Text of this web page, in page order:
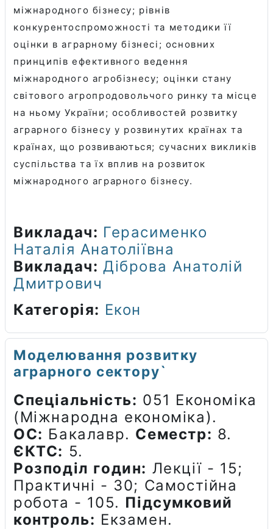
міжнародного бізнесу; рівнів
конкурентоспроможності та методики її
оцінки в аграрному бізнесі; основних
принципів ефективного ведення
міжнародного агробізнесу; оцінки стану
світового агропродовольчого ринку та місце
на ньому України; особливостей розвитку
аграрного бізнесу у розвинутих країнах та
країнах, що розвиваються; сучасних викликів
суспільства та їх вплив на розвиток
міжнародного аграрного бізнесу.
Викладач: Герасименко
Наталія Анатоліївна
Викладач: Діброва Анатолій
Дмитрович
Категорія: Екон
Моделювання розвитку
аграрного сектору`
Спеціальність: 051 Економіка
(Міжнародна економіка).
ОС: Бакалавр. Семестр: 8.
ЄКТС: 5.
Розподіл годин: Лекції - 15;
Практичні - 30; Самостійна
робота - 105. Підсумковий
контроль: Екзамен.